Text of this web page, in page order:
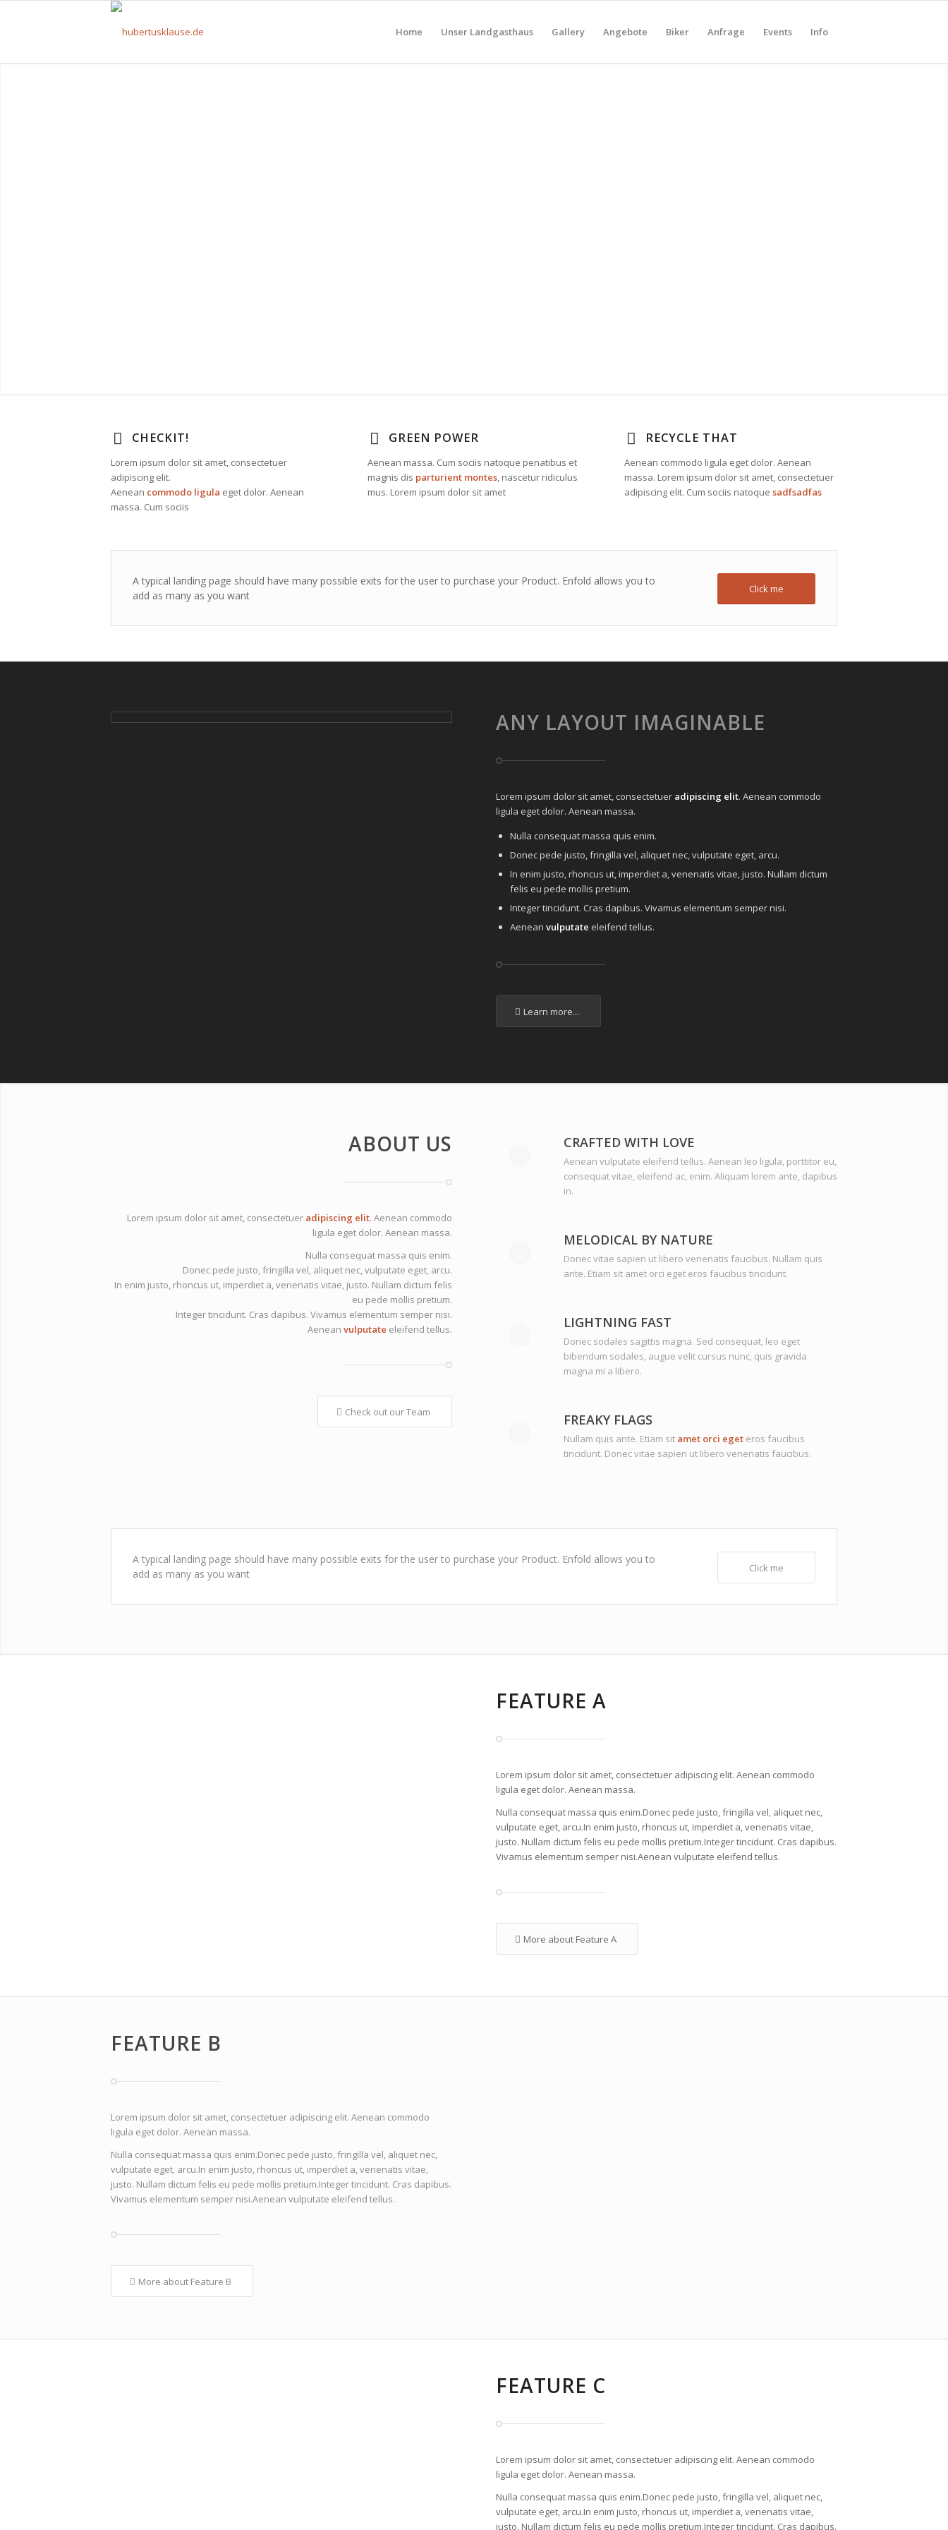
Home Unser Landgasthaus Gallery Angebote Biker Anfrage Events Info
CHECKIT!
Lorem ipsum dolor sit amet, consectetuer
adipiscing elit.
Aenean commodo ligula eget dolor. Aenean
massa. Cum sociis
GREEN POWER
Aenean massa. Cum sociis natoque penatibus et
magnis dis parturient montes, nascetur ridiculus
mus. Lorem ipsum dolor sit amet
RECYCLE THAT
Aenean commodo ligula eget dolor. Aenean
massa. Lorem ipsum dolor sit amet, consectetuer
adipiscing elit. Cum sociis natoque sadfsadfas
A typical landing page should have many possible exits for the user to purchase your Product. Enfold allows you to
add as many as you want
Click me
ANY LAYOUT IMAGINABLE
Lorem ipsum dolor sit amet, consectetuer adipiscing elit. Aenean commodo
ligula eget dolor. Aenean massa.
Nulla consequat massa quis enim.
Donec pede justo, fringilla vel, aliquet nec, vulputate eget, arcu.
In enim justo, rhoncus ut, imperdiet a, venenatis vitae, justo. Nullam dictum
felis eu pede mollis pretium.
Integer tincidunt. Cras dapibus. Vivamus elementum semper nisi.
Aenean vulputate eleifend tellus.
Learn more...
ABOUT US
Lorem ipsum dolor sit amet, consectetuer adipiscing elit. Aenean commodo
ligula eget dolor. Aenean massa.
Nulla consequat massa quis enim.
Donec pede justo, fringilla vel, aliquet nec, vulputate eget, arcu.
In enim justo, rhoncus ut, imperdiet a, venenatis vitae, justo. Nullam dictum felis
eu pede mollis pretium.
Integer tincidunt. Cras dapibus. Vivamus elementum semper nisi.
Aeneanvulputate eleifend tellus.
Check out our Team
CRAFTED WITH LOVE
Aenean vulputate eleifend tellus. Aenean leo ligula, porttitor eu,
consequat vitae, eleifend ac, enim. Aliquam lorem ante, dapibus
in.
MELODICAL BY NATURE
Donec vitae sapien ut libero venenatis faucibus. Nullam quis
ante. Etiam sit amet orci eget eros faucibus tincidunt.
LIGHTNING FAST
Donec sodales sagittis magna. Sed consequat, leo eget
bibendum sodales, augue velit cursus nunc, quis gravida
magna mi a libero.
FREAKY FLAGS
Nullam quis ante. Etiam sit amet orci egeteros faucibus
tincidunt. Donec vitae sapien ut libero venenatis faucibus.
A typical landing page should have many possible exits for the user to purchase your Product. Enfold allows you to
add as many as you want
Click me
FEATURE A
Lorem ipsum dolor sit amet, consectetuer adipiscing elit. Aenean commodo
ligula eget dolor. Aenean massa.
Nulla consequat massa quis enim.Donec pede justo, fringilla vel, aliquet nec,
vulputate eget, arcu.In enim justo, rhoncus ut, imperdiet a, venenatis vitae,
justo. Nullam dictum felis eu pede mollis pretium.Integer tincidunt. Cras dapibus.
Vivamus elementum semper nisi.Aenean vulputate eleifend tellus.
More about Feature A
FEATURE B
Lorem ipsum dolor sit amet, consectetuer adipiscing elit. Aenean commodo
ligula eget dolor. Aenean massa.
Nulla consequat massa quis enim.Donec pede justo, fringilla vel, aliquet nec,
vulputate eget, arcu.In enim justo, rhoncus ut, imperdiet a, venenatis vitae,
justo. Nullam dictum felis eu pede mollis pretium.Integer tincidunt. Cras dapibus.
Vivamus elementum semper nisi.Aenean vulputate eleifend tellus.
More about Feature B
FEATURE C
Lorem ipsum dolor sit amet, consectetuer adipiscing elit. Aenean commodo
ligula eget dolor. Aenean massa.
Nulla consequat massa quis enim.Donec pede justo, fringilla vel, aliquet nec,
vulputate eget, arcu.In enim justo, rhoncus ut, imperdiet a, venenatis vitae,
justo. Nullam dictum felis eu pede mollis pretium.Integer tincidunt. Cras dapibus.